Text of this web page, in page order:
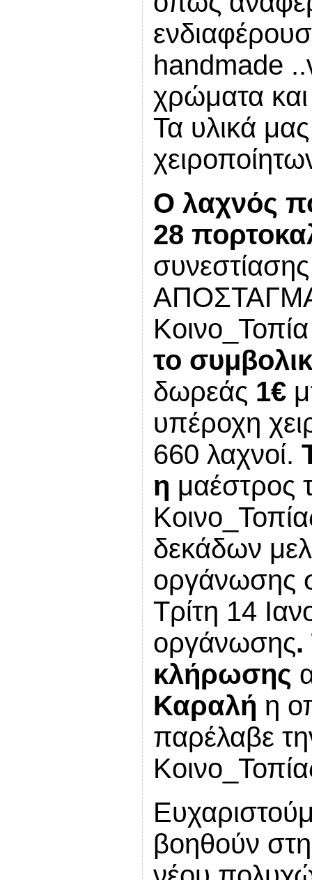
handmade
χρώματα και
Τα υλικά
Ο λαχνός
28
το
δωρεάς 1€
υπέροχη
660 λαχνοί.
η μαέστρος
δεκάδων
οργάνωσης
Τρίτη 14
οργάνωσης.
κλήρωσης
Καραλή η
παρέλαβε
βοηθούν